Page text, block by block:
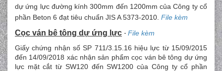
dự ứng lực đường kính 300mm đến 1200mm của Công ty cổ
phần Beton 6 đạt tiêu chuẩn JIS A 5373-2010. File kèm
Cọc ván bê tông dự ứng lực - File kèm
Giấy chứng nhận số SP 711/3.15.16 hiệu lực từ 15/09/2015
đến 14/09/2018 xác nhận sản phẩm cọc ván bê tông dự ứng
lực mặt cắt từ SW120 đến SW1200 của Công ty cổ phần